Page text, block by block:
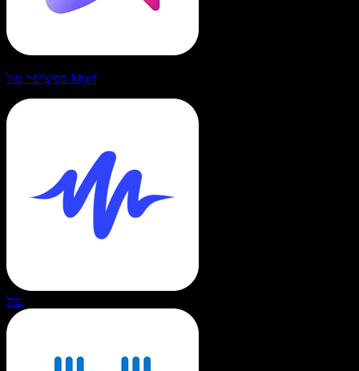
ספיצ'יפיי מול Murf
מול